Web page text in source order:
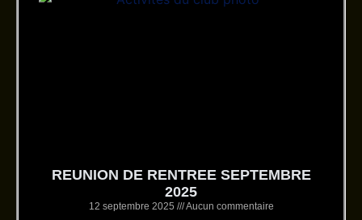
REUNION DE RENTREE SEPTEMBRE
2025
12 septembre 2025 Aucun commentaire